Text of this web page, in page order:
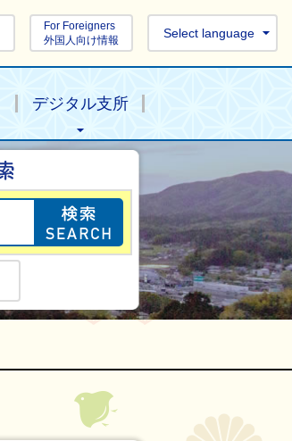
For Foreigners
外国人向け情報
Select language
デジタル支所
目的の情報を探